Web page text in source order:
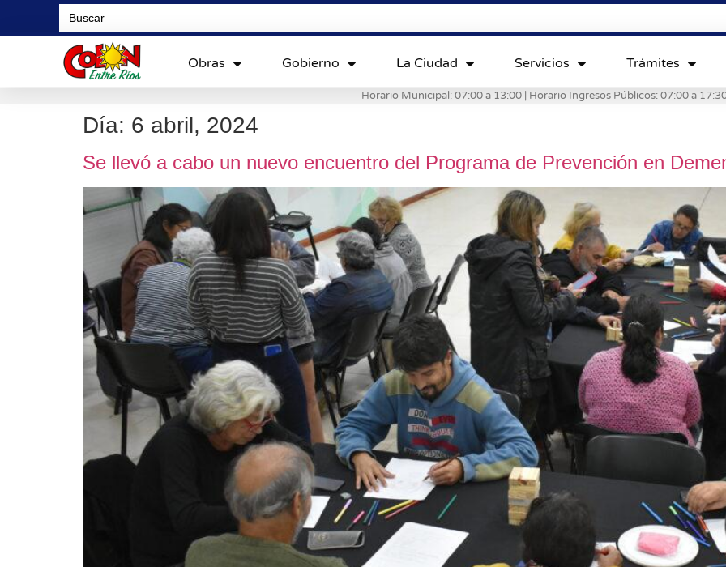
Search
for:
Obras Gobierno La Ciudad Servicios Trámites
Horario Municipal: 07:00 a 13:00 | Horario Ingresos Públicos: 07:00 a
Día: 6 abril, 2024
Se llevó a cabo un nuevo encuentro del Programa de Prevención en